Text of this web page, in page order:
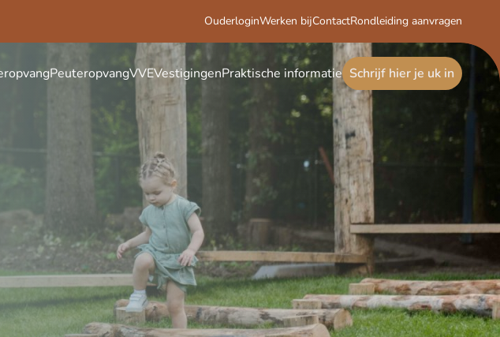
OuderloginWerken bijContactRondleiding aanvragen
PeuteropvangVVEVestigingenPraktische informatie Schrijf hier je uk in